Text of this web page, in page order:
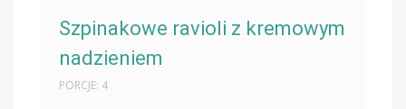
Szpinakowe ravioli z kremowym
nadzieniem
PORCJE: 4